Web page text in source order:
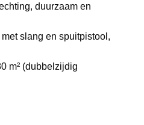
duurzaam en
slang en spuitpistool,
m² (dubbelzijdig